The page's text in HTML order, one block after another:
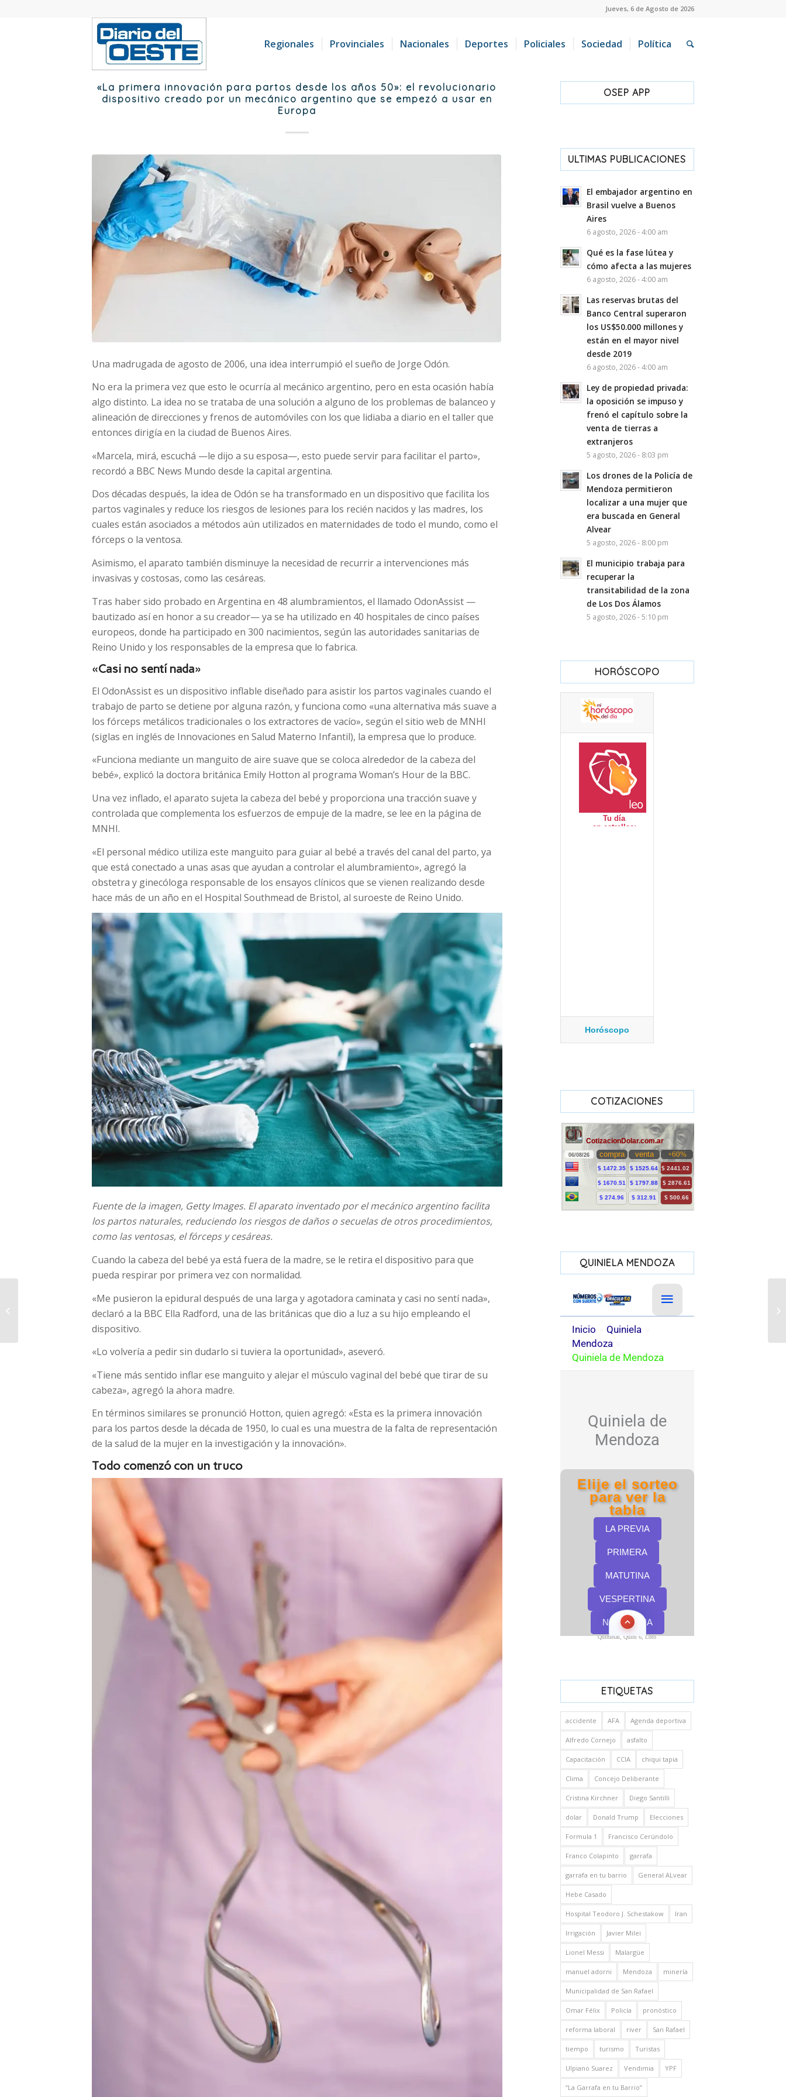
Jueves, 6 de Agosto de 2026
Regionales Provinciales Nacionales Deportes Policiales Sociedad Política
«La primera innovación para partos desde los años 50»: el revolucionario
dispositivo creado por un mecánico argentino que se empezó a usar en
Europa
Una madrugada de agosto de 2006, una idea interrumpió el sueño de Jorge Odón.
No era la primera vez que esto le ocurría al mecánico argentino, pero en esta ocasión había
algo distinto. La idea no se trataba de una solución a alguno de los problemas de balanceo y
alineación de direcciones y frenos de automóviles con los que lidiaba a diario en el taller que
entonces dirigía en la ciudad de Buenos Aires.
«Marcela, mirá, escuchá —le dijo a su esposa—, esto puede servir para facilitar el parto»,
recordó a BBC News Mundo desde la capital argentina.
Dos décadas después, la idea de Odón se ha transformado en un dispositivo que facilita los
partos vaginales y reduce los riesgos de lesiones para los recién nacidos y las madres, los
cuales están asociados a métodos aún utilizados en maternidades de todo el mundo, como el
fórceps o la ventosa.
Asimismo, el aparato también disminuye la necesidad de recurrir a intervenciones más
invasivas y costosas, como las cesáreas.
Tras haber sido probado en Argentina en 48 alumbramientos, el llamado OdonAssist —
bautizado así en honor a su creador— ya se ha utilizado en 40 hospitales de cinco países
europeos, donde ha participado en 300 nacimientos, según las autoridades sanitarias de
Reino Unido y los responsables de la empresa que lo fabrica.
«Casi no sentí nada»
El OdonAssist es un dispositivo inflable diseñado para asistir los partos vaginales cuando el
trabajo de parto se detiene por alguna razón, y funciona como «una alternativa más suave a
los fórceps metálicos tradicionales o los extractores de vacío», según el sitio web de MNHI
(siglas en inglés de Innovaciones en Salud Materno Infantil), la empresa que lo produce.
«Funciona mediante un manguito de aire suave que se coloca alrededor de la cabeza del
bebé», explicó la doctora británica Emily Hotton al programa Woman’s Hour de la BBC.
Una vez inflado, el aparato sujeta la cabeza del bebé y proporciona una tracción suave y
controlada que complementa los esfuerzos de empuje de la madre, se lee en la página de
MNHI.
«El personal médico utiliza este manguito para guiar al bebé a través del canal del parto, ya
que está conectado a unas asas que ayudan a controlar el alumbramiento», agregó la
obstetra y ginecóloga responsable de los ensayos clínicos que se vienen realizando desde
hace más de un año en el Hospital Southmead de Bristol, al suroeste de Reino Unido.
Fuente de la imagen, Getty Images. El aparato inventado por el mecánico argentino facilita
los partos naturales, reduciendo los riesgos de daños o secuelas de otros procedimientos,
como las ventosas, el fórceps y cesáreas.
Cuando la cabeza del bebé ya está fuera de la madre, se le retira el dispositivo para que
pueda respirar por primera vez con normalidad.
«Me pusieron la epidural después de una larga y agotadora caminata y casi no sentí nada»,
declaró a la BBC Ella Radford, una de las británicas que dio a luz a su hijo empleando el
dispositivo.
«Lo volvería a pedir sin dudarlo si tuviera la oportunidad», aseveró.
«Tiene más sentido inflar ese manguito y alejar el músculo vaginal del bebé que tirar de su
cabeza», agregó la ahora madre.
En términos similares se pronunció Hotton, quien agregó: «Esta es la primera innovación
para los partos desde la década de 1950, lo cual es una muestra de la falta de representación
de la salud de la mujer en la investigación y la innovación».
Todo comenzó con un truco
OSEP APP
ULTIMAS PUBLICACIONES
El embajador argentino en
Brasil vuelve a Buenos
Aires
6 agosto, 2026 - 4:00 am
Qué es la fase lútea y
cómo afecta a las mujeres
6 agosto, 2026 - 4:00 am
Las reservas brutas del
Banco Central superaron
los US$50.000 millones y
están en el mayor nivel
desde 2019
6 agosto, 2026 - 4:00 am
Ley de propiedad privada:
la oposición se impuso y
frenó el capítulo sobre la
venta de tierras a
extranjeros
5 agosto, 2026 - 8:03 pm
Los drones de la Policía de
Mendoza permitieron
localizar a una mujer que
era buscada en General
Alvear
5 agosto, 2026 - 8:00 pm
El municipio trabaja para
recuperar la
transitabilidad de la zona
de Los Dos Álamos
5 agosto, 2026 - 5:10 pm
HORÓSCOPO
Horóscopo
COTIZACIONES
QUINIELA MENDOZA
Quinielas, Quini 6, Loto
ETIQUETAS
accidente AFA Agenda deportiva
Alfredo Cornejo asfalto
Capacitación CCIA chiqui tapia
Clima Concejo Deliberante
Cristina Kirchner Diego Santilli
dolar Donald Trump Elecciones
Formula 1 Francisco Cerúndolo
Franco Colapinto garrafa
garrafa en tu barrio General ALvear
Hebe Casado
Hospital Teodoro J. Schestakow Iran
Irrigación Javier Milei
Lionel Messi Malargüe
manuel adorni Mendoza minería
Municipalidad de San Rafael
Omar Félix Policía pronóstico
reforma laboral river San Rafael
tiempo turismo Turistas
Ulpiano Suarez Vendimia YPF
“La Garrafa en tu Barrio”
monedas y anunció un